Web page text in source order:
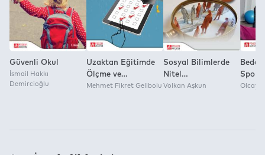
Güvenli Okul
İsmail Hakkı
Demircioğlu
Uzaktan Eğitimde
Ölçme ve
Değerlendirme
Mehmet Fikret Gelibolu
Sosyal Bilimlerde
Nitel
Karşılaştırmalı
Volkan Aşkun
Spor
Alana
Olcay